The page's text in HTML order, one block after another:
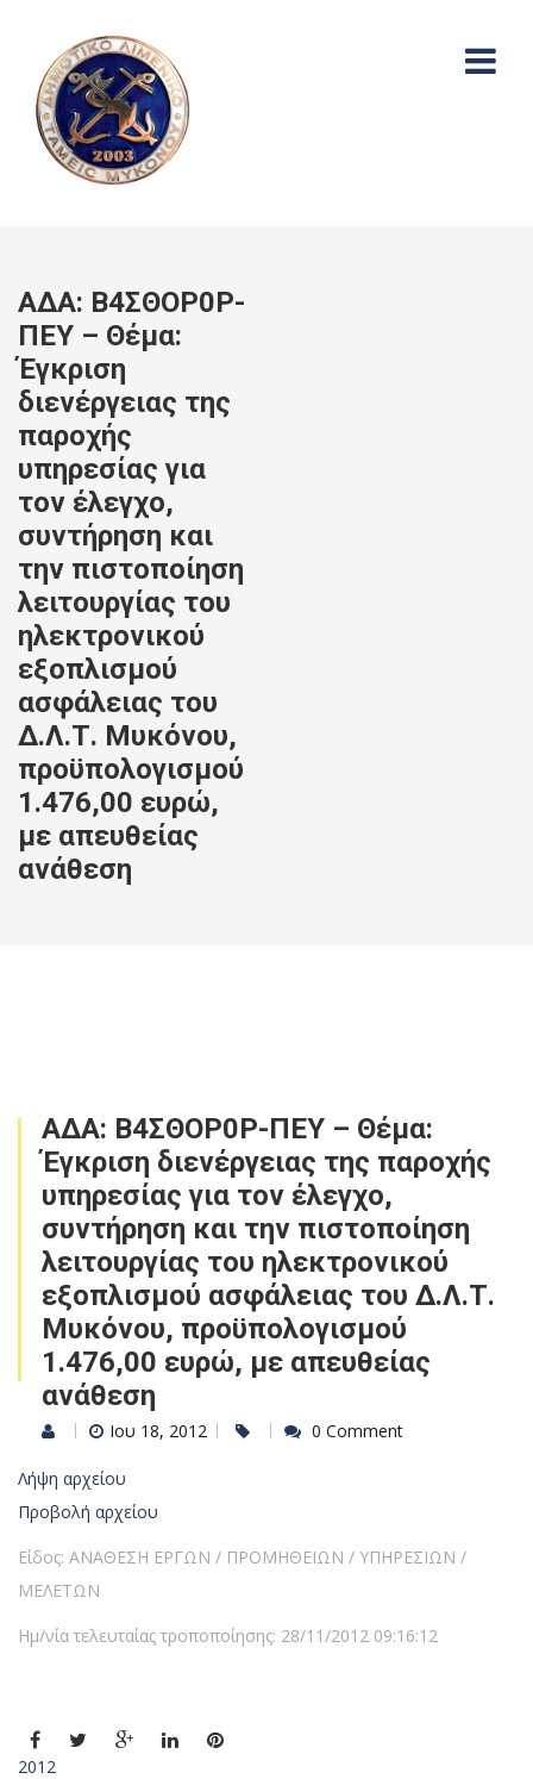
ΑΔΑ: Β4ΣΘΟΡ0Ρ-
ΠΕΥ – Θέμα:
Έγκριση
διενέργειας της
παροχής
υπηρεσίας για
τον έλεγχο,
συντήρηση και
την πιστοποίηση
λειτουργίας του
ηλεκτρονικού
εξοπλισμού
ασφάλειας του
Δ.Λ.Τ. Μυκόνου,
προϋπολογισμού
1.476,00 ευρώ,
με απευθείας
ανάθεση
ΑΔΑ: Β4ΣΘΟΡ0Ρ-ΠΕΥ – Θέμα:
Έγκριση διενέργειας της παροχής
υπηρεσίας για τον έλεγχο,
συντήρηση και την πιστοποίηση
λειτουργίας του ηλεκτρονικού
εξοπλισμού ασφάλειας του Δ.Λ.Τ.
Μυκόνου, προϋπολογισμού
1.476,00 ευρώ, με απευθείας
ανάθεση
Ιου 18, 2012 0 Comment
Λήψη αρχείου
Προβολή αρχείου
Είδος: ΑΝΑΘΕΣΗ ΕΡΓΩΝ / ΠΡΟΜΗΘΕΙΩΝ / ΥΠΗΡΕΣΙΩΝ /
ΜΕΛΕΤΩΝ
Ημ/νία τελευταίας τροποποίησης: 28/11/2012 09:16:12
2012